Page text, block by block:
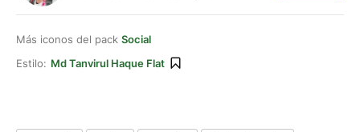
Más iconos del pack Social
Estilo: Md Tanvirul Haque Flat